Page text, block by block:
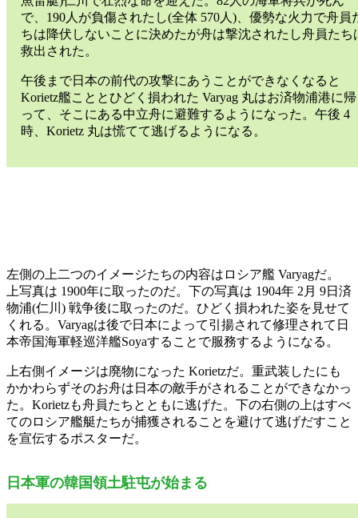
で、190人が負傷されたし(全体 570人)、優勢な火力で舟員
ちは降伏しないことに決めたが舟は撃沈されたし舟員たち
救出された。
午後まで日本の前代の攻撃にあうことができなくなると
Korietz艦こととひどく損われた Varyag 丸はお済物浦港に帰
って、そこにある中立舟に避難するようになった。午後 4
時、Korietz 丸は慌てて逃げるようになる。
左側の上二つのイメージたちの内容はロシア艦 Varyagだ。
上写真は 1900年に取ったのだ。下の写真は 1904年 2月 9日済
物浦(仁川) 戦争後に取ったのだ。ひどく損われた姿を見せて
くれる。Varyagは後で日本によって引揚されて修理されて日
本帝国海軍軽巡洋艦Soyaすることで服務するようになる。
上右側イメージは廃物になった Korietzだ。重武装したにも
かかわらずそのお舟は日本の敵手がされることができなかっ
た。Korietzも舟員たちとともに逃げた。下の右側の上はすべ
てのロシア艦艇たちが捕獲されることを避けて逃げだすこと
を宣伝するポスターだ。
日本軍の韓国領土駐屯が始まる